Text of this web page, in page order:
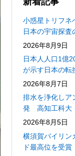
小惑星トリフ
日本の宇宙探査
2026年8月9日
日本人人口1億
が示す日本の転
2026年8月7日
排水を浄化しア
発 高知工科大
2026年8月5日
横須賀バイリン
ド最高位を受賞